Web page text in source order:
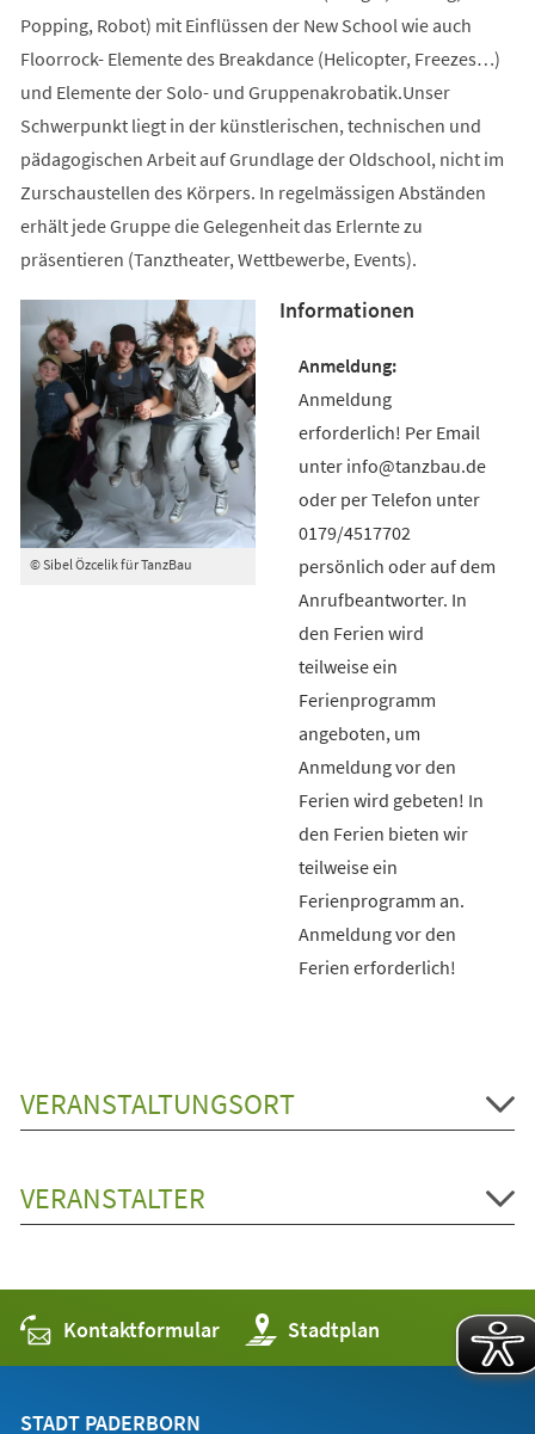
Popping, Robot) mit Einflüssen der New School wie auch
Floorrock- Elemente des Breakdance (Helicopter, Freezes…)
und Elemente der Solo- und Gruppenakrobatik.Unser
Schwerpunkt liegt in der künstlerischen, technischen und
pädagogischen Arbeit auf Grundlage der Oldschool, nicht im
Zurschaustellen des Körpers. In regelmässigen Abständen
erhält jede Gruppe die Gelegenheit das Erlernte zu
präsentieren (Tanztheater, Wettbewerbe, Events).
© Sibel Özcelik für TanzBau
Informationen
Anmeldung
erforderlich! Per Email
unter info@tanzbau.de
oder per Telefon unter
0179/4517702
persönlich oder auf dem
Anrufbeantworter. In
den Ferien wird
teilweise ein
Ferienprogramm
angeboten, um
Anmeldung vor den
Ferien wird gebeten! In
den Ferien bieten wir
teilweise ein
Ferienprogramm an.
Anmeldung vor den
Ferien erforderlich!
VERANSTALTUNGSORT
VERANSTALTER
Kontaktformular Stadtplan
(Öffnet
in
einem
STADT PADERBORN